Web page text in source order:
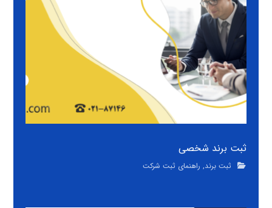
ثبت برند شخصی
ثبت برند, راهنمای ثبت شرکت